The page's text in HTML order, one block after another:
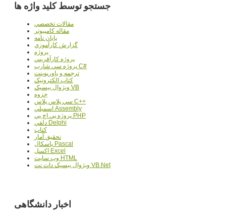
جستجو توسط کلید واژه ها
مقالات تخصصي
مقاله کامپیوتر
پایان نامه
گزارش کارآموزي
پروژه
پروژه کارآفريني
پروژه سي شارپ C#
ترجمه و پاورپوينت
کتاب الکترونيک
ويژوال بيسيک VB
جزوه
سي پلاس پلاس C++
اسمبلي Assembly
پروژه پي اچ پي PHP
دلفي Delphi
کتاب
تحقيق آمار
پاسکال Pascal
اکسل Excel
وب سايت HTML
ويژوال بيسيک دات نت VB.Net
اخبار دانشگاهی